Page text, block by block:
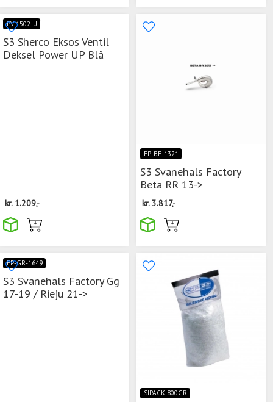
PV-1502-U
S3 Sherco Eksos Ventil
Deksel Power UP Blå
kr. 1.209,-
FP-BE-1321
S3 Svanehals Factory
Beta RR 13->
kr. 3.817,-
FP-GR-1649
S3 Svanehals Factory Gg
17-19 / Rieju 21->
SIPACK 800GR